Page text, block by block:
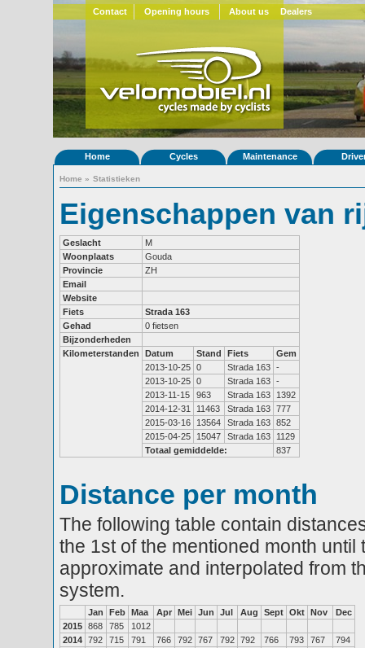
Contact Opening hours About us Dealers
Home Cycles Maintenance
Home » Statistieken
Eigenschappen van
Geslacht
M
Woonplaats
Gouda
Provincie
ZH
Email
Website
Fiets
Strada 163
Gehad
0 fietsen
Bijzonderheden
Kilometerstanden
Datum Stand Fiets
Gem
2013-10-25 0 Strada 163 -
2013-10-25 0 Strada 163 -
2013-11-15
963 Strada 163
1392
2014-12-31
11463 Strada 163 777
2015-03-16
13564 Strada 163 852
2015-04-25
15047 Strada 163
1129
Totaal gemiddelde:
837
Distance per month
The following table contain
the 1st of the mentioned month
approximate and interpolated from
system.
Jan Feb Maa Apr Mei Jun Jul Aug Sept Okt Nov
Dec
2015 868 785
1012
2014 792 715 791 766 792 767 792 792 766 793 767
794